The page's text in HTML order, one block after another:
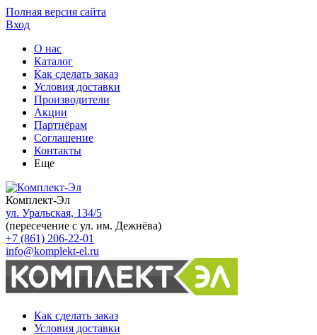
Полная версия сайта
Вход
О нас
Каталог
Как сделать заказ
Условия доставки
Производители
Акции
Партнёрам
Соглашение
Контакты
Еще
Комплект-Эл
ул. Уральская, 134/5
(пересечение с ул. им. Дежнёва)
+7 (861) 206-22-01
info@komplekt-el.ru
Как сделать заказ
Условия доставки